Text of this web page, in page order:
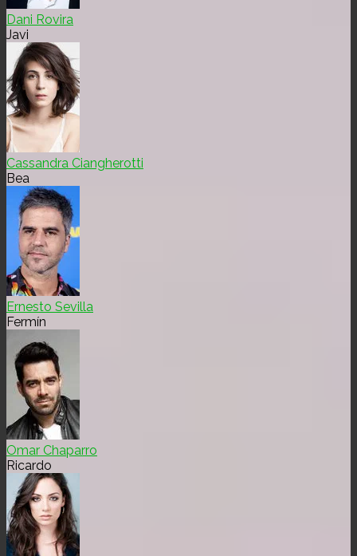
Dani Rovira
Javi
Cassandra Ciangherotti
Bea
Ernesto Sevilla
Fermín
Omar Chaparro
Ricardo